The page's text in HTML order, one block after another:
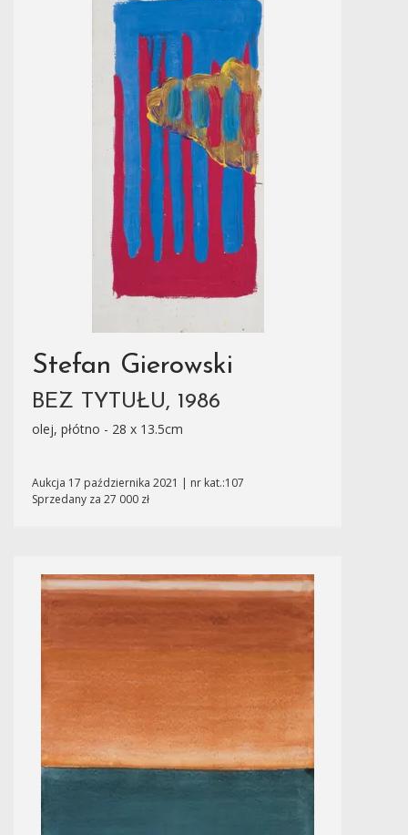
Stefan Gierowski
BEZ TYTUŁU, 1986
olej, płótno - 28 x 13.5cm
Aukcja 17 października 2021 | nr kat.:107
Sprzedany za 27 000 zł